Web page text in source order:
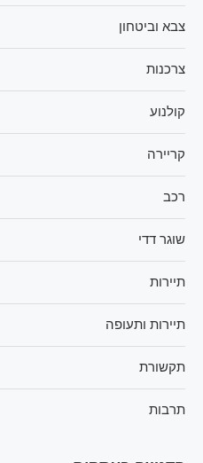
צבא וביטחון
צרכנות
קולנוע
קריירה
רכב
שוגר דדי
תיירות
תיירות ותעופה
תקשורת
תרבות